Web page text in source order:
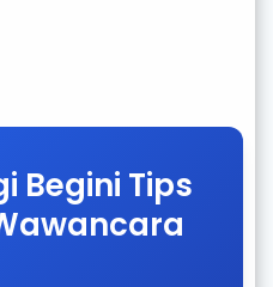
Begini Tips